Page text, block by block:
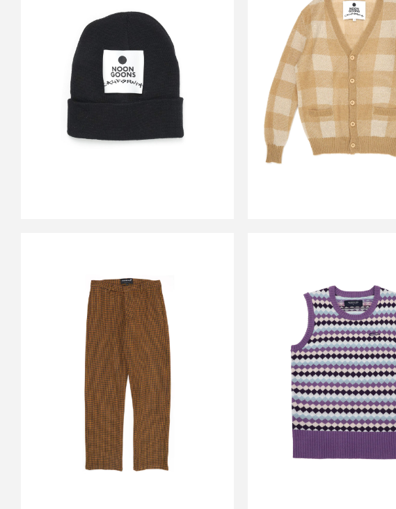
NOON GOONS
CALIFORNIA BEANIE
BLACK
↓
NOON
BEACH CAMP
BEACHWOOD
￥45,100
↓
NOON GOONS
IMPALA HOUNDSTOOTH
PANT CAMEL
￥48,400
↓
￥19,360
NOON
KINGSTON
PURPLE
￥33,000
↓